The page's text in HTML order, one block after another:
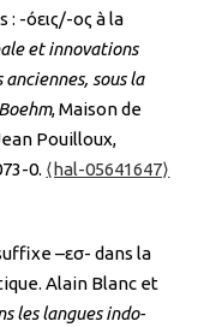
όεις/-οῦς à la
et innovations
sous la
, Maison de
Pouilloux,
0. ⟨hal-05641647⟩
–εσ- dans la
Alain Blanc et
les langues indo-